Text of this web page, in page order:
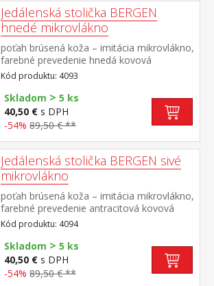
Jedálenská stolička BERGEN
hnedé mikrovlákno
poťah brúsená koža – imitácia mikrovlákno,
farebné prevedenie hnedá kovová
konštrukcia, farebné prevedenie čierna
výška sedu 51 cm
Kód produktu: 4093
Skladom > 5 ks
40,50 € s DPH
-54% 89,50 € **
Jedálenská stolička BERGEN sivé
mikrovlákno
poťah brúsená koža – imitácia mikrovlákno,
farebné prevedenie antracitová kovová
konštrukcia, farebné prevedenie čierna
výška sedu 51 cm
Kód produktu: 4094
Skladom > 5 ks
40,50 € s DPH
-54% 89,50 € **